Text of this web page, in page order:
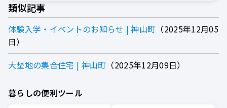
類似記事
体験入学・イベントのお知らせ | 神山町
2025年12月05
日
大埜地の集合住宅 | 神山町
2025年12月09日
暮らしの便利ツール